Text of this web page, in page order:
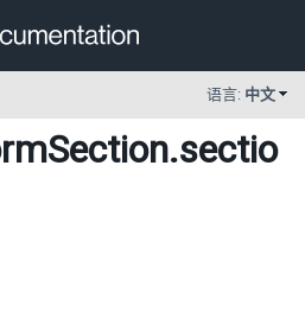
语言: 中文
.sectio